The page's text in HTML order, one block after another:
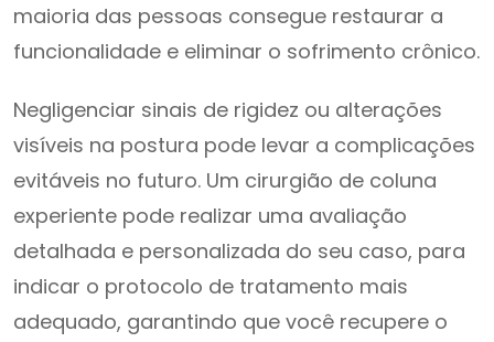
maioria das pessoas consegue restaurar a
funcionalidade e eliminar o sofrimento crônico.
Negligenciar sinais de rigidez ou alterações
visíveis na postura pode levar a complicações
evitáveis no futuro. Um cirurgião de coluna
experiente pode realizar uma avaliação
detalhada e personalizada do seu caso, para
indicar o protocolo de tratamento mais
adequado, garantindo que você recupere o